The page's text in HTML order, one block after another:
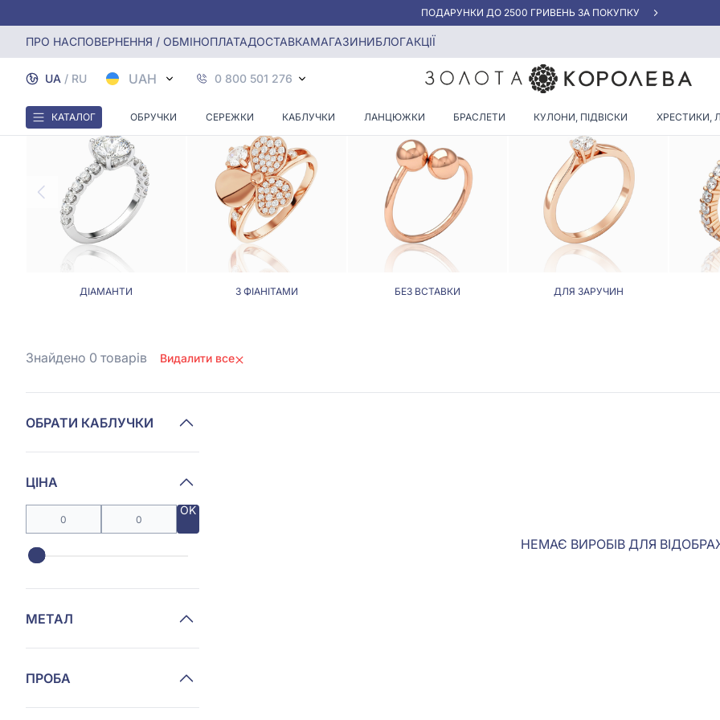
«КРАЩА ЦІНА» ВІД 5945 ГРН/ГРАМ
ПРО НАСПОВЕРНЕННЯ / ОБМІНОПЛАТАДОСТАВКАМАГАЗИНИБЛОГАКЦІЇ
UA / RU UAH 0 800 501 276
КАТАЛОГ ОБРУЧКИ СЕРЕЖКИ КАБЛУЧКИ ЛАНЦЮЖКИ БРАСЛЕТИ КУЛОНИ, ПІДВІСКИ ХРЕСТИКИ,
Головна Каблучки Каблучка з кульками
КАБЛУЧКА З КУЛЬКАМИ
ДІАМАНТИ З ФІАНІТАМИ БЕЗ ВСТАВКИ ДЛЯ ЗАРУЧИН
Знайдено 0 товарів Видалити все
ОБРАТИ КАБЛУЧКИ
ЦІНА
OK
МЕТАЛ
ПРОБА
НЕМАЄ ВИРОБІВ ДЛЯ